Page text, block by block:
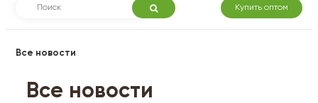
Купить оптом
Все новости
Все новости